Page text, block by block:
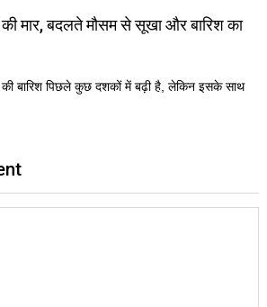
की मार, बदलते मौसम से सूखा और बारिश का
बारिश पिछले कुछ दशकों में बढ़ी है, लेकिन इसके साथ